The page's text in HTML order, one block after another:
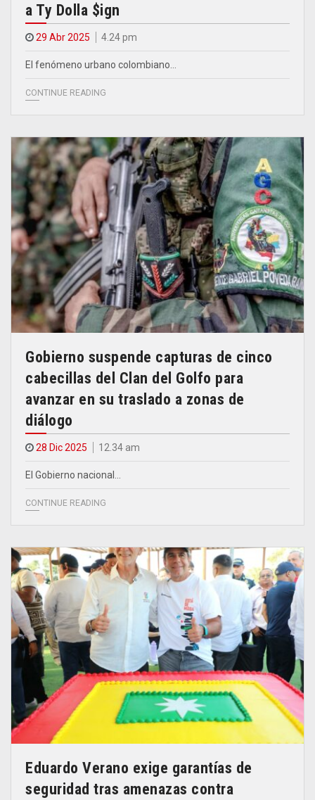
a Ty Dolla $ign
29 Abr 2025 4.24 pm
El fenómeno urbano colombiano…
CONTINUE READING
Gobierno suspende capturas de cinco
cabecillas del Clan del Golfo para
avanzar en su traslado a zonas de
diálogo
28 Dic 2025 12.34 am
El Gobierno nacional…
CONTINUE READING
Eduardo Verano exige garantías de
seguridad tras amenazas contra